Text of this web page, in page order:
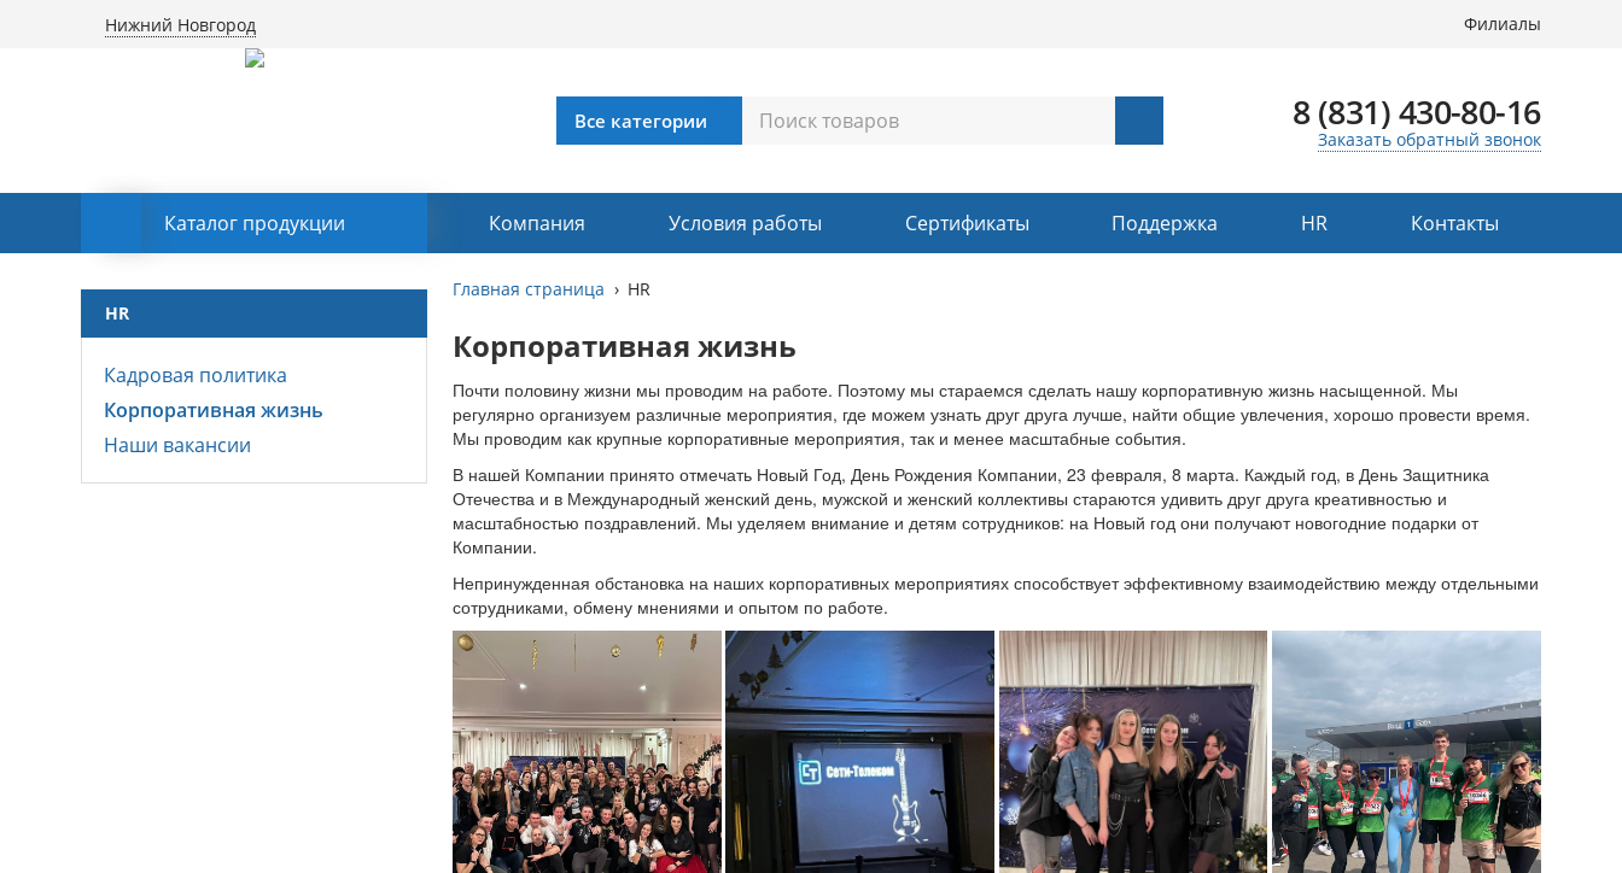
Нижний Новгород Филиалы
8 (831) 430-80-16
Заказать обратный звонок
Каталог продукции Компания Условия работы Сертификаты Поддержка HR Контакты
HR
Кадровая политика
Корпоративная жизнь
Наши вакансии
Главная страница HR
Корпоративная жизнь
Почти половину жизни мы проводим на работе. Поэтому мы стараемся сделать нашу корпоративную жизнь насыщенной. Мы
регулярно организуем различные мероприятия, где можем узнать друг друга лучше, найти общие увлечения, хорошо провести время.
Мы проводим как крупные корпоративные мероприятия, так и менее масштабные события.
В нашей Компании принято отмечать Новый Год, День Рождения Компании, 23 февраля, 8 марта. Каждый год, в День Защитника
Отечества и в Международный женский день, мужской и женский коллективы стараются удивить друг друга креативностью и
масштабностью поздравлений. Мы уделяем внимание и детям сотрудников: на Новый год они получают новогодние подарки от
Компании.
Непринужденная обстановка на наших корпоративных мероприятиях способствует эффективному взаимодействию между отдельными
сотрудниками, обмену мнениями и опытом по работе.